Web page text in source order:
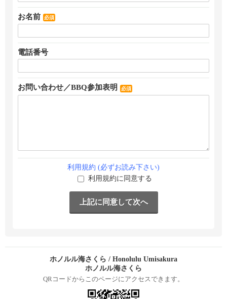
お名前 必須
電話番号
お問い合わせ／BBQ参加表明 必須
利用規約 (必ずお読み下さい)
利用規約に同意する
ホノルル海さくら / Honolulu Umisakura
ホノルル海さくら
QRコードからこのページにアクセスできます。